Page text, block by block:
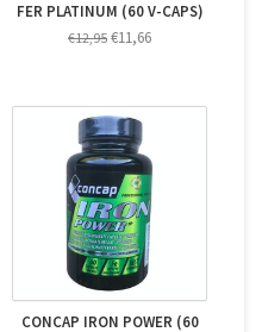
FER PLATINUM (60 V-CAPS)
€12,95 €11,66
CONCAP IRON POWER (60